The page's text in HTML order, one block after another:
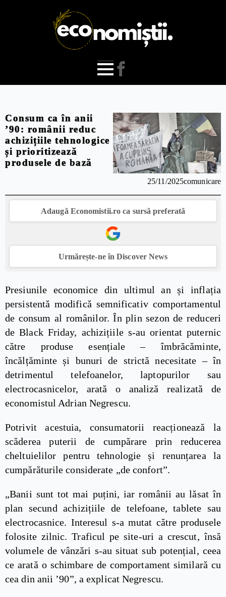
Consum ca în anii
’90: românii reduc
achizițiile tehnologice
și prioritizează
produsele de bază
25/11/2025comunicare
Adaugă Economistii.ro ca sursă preferată
Urmărește-ne în Discover News
Presiunile economice din ultimul an și inflația
persistentă modifică semnificativ comportamentul
de consum al românilor. În plin sezon de reduceri
de Black Friday, achizițiile s-au orientat puternic
către produse esențiale – îmbrăcăminte,
încălțăminte și bunuri de strictă necesitate – în
detrimentul telefoanelor, laptopurilor sau
electrocasnicelor, arată o analiză realizată de
economistul Adrian Negrescu.
Potrivit acestuia, consumatorii reacționează la
scăderea puterii de cumpărare prin reducerea
cheltuielilor pentru tehnologie și renunțarea la
cumpărăturile considerate „de confort”.
„Banii sunt tot mai puțini, iar românii au lăsat în
plan secund achizițiile de telefoane, tablete sau
electrocasnice. Interesul s-a mutat către produsele
folosite zilnic. Traficul pe site-uri a crescut, însă
volumele de vânzări s-au situat sub potențial, ceea
ce arată o schimbare de comportament similară cu
cea din anii ’90”, a explicat Negrescu.